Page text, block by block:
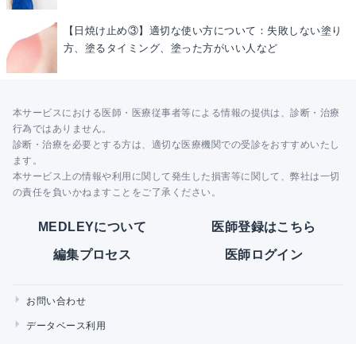
【日焼け止め③】適切な使い方について：失敗しない塗り
方、塗るタイミング、塗った方がいい人など
本サービスにおける医師・医療従事者等による情報の提供は、診断・治療
行為ではありません。
診断・治療を必要とする方は、適切な医療機関での受診をおすすめいたし
ます。
本サービス上の情報や利用に関して発生した損害等に関して、弊社は一切
の責任を負いかねますことをご了承ください。
MEDLEYについて 医師登録はこちら
編集プロセス 医師ログイン
お問い合わせ
データベース利用